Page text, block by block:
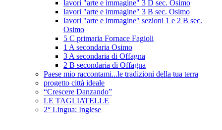
lavori "arte e immagine" 3 D sec. Osimo
lavori "arte e immagine" 3 B sec. Osimo
lavori "arte e immagine" sezioni 1 e 2 B sec.
Osimo
5 C primaria Fornace Fagioli
1 A secondaria Osimo
3 A secondaria di Offagna
2 B secondaria di Offagna
Paese mio raccontami...le tradizioni della tua terra
progetto città ideale
“Crescere Danzando”
LE TAGLIATELLE
2° Lingua: Inglese